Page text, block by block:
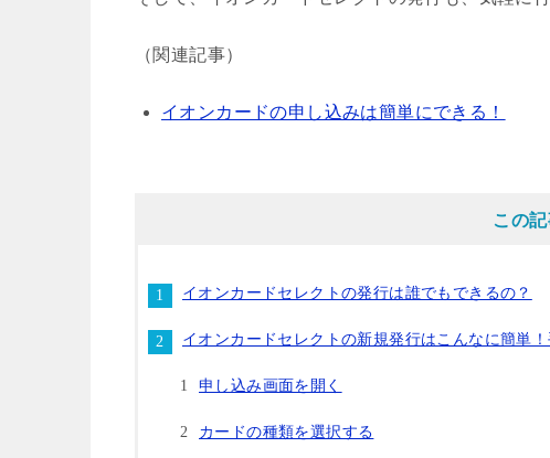
（関連記事）
イオンカードの申し込みは簡単にできる！
この
イオンカードセレクトの発行は誰でもできるの？
イオンカードセレクトの新規発行はこんなに簡単
申し込み画面を開く
カードの種類を選択する